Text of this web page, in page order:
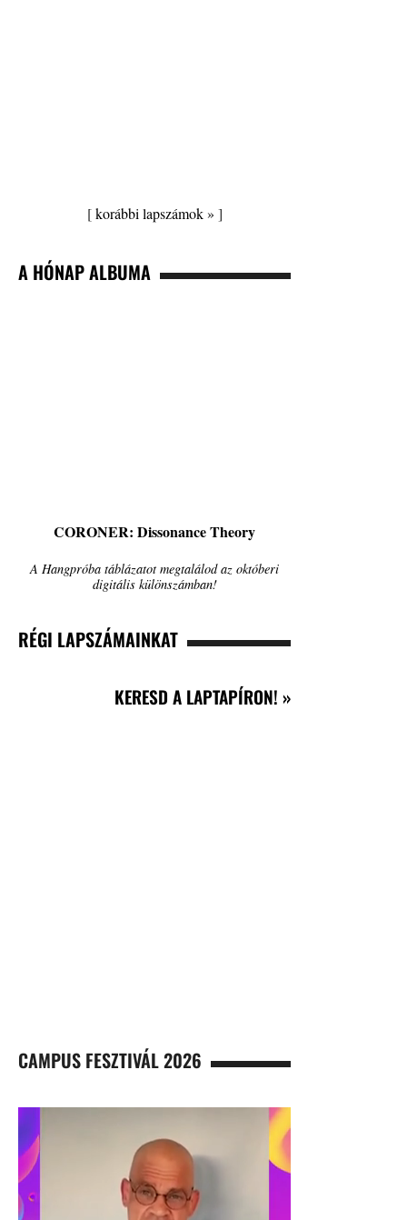
[korábbi lapszámok » ]
A HÓNAP ALBUMA
CORONER: Dissonance Theory
A Hangpróba táblázatot megtalálod az októberi
digitális különszámban!
RÉGI LAPSZÁMAINKAT
KERESD A LAPTAPÍRON! »
CAMPUS FESZTIVÁL 2026